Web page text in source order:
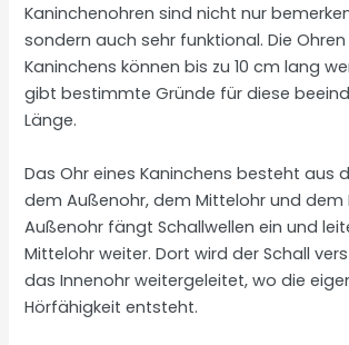
Kaninchenohren sind nicht nur
sondern auch sehr funktional. Die Ohren
Kaninchens können bis zu 10 cm lang
gibt bestimmte Gründe für diese
Länge.
Das Ohr eines Kaninchens besteht aus
dem Außenohr, dem Mittelohr und dem
Außenohr fängt Schallwellen ein und
Mittelohr weiter. Dort wird der Schall
das Innenohr weitergeleitet, wo die
Hörfähigkeit entsteht.